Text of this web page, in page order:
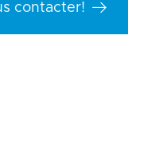
contacter!